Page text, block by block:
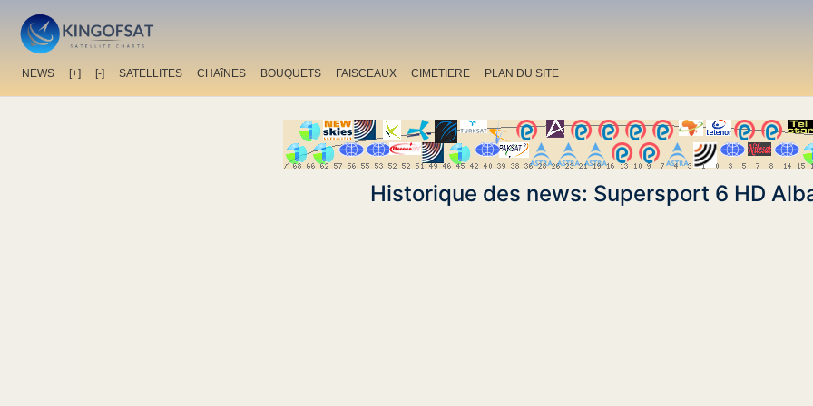
NEWS [+] [-] SATELLITES CHAîNES BOUQUETS FAISCEAUX CIMETIERE PLAN DU SITE
Historique des news: Supersport 6 HD